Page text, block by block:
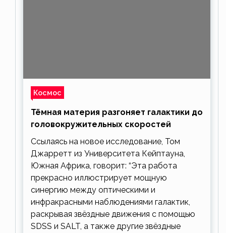
Космос
Тёмная материя разгоняет галактики до
головокружительных скоростей
Ссылаясь на новое исследование, Том
Джарретт из Университета Кейптауна,
Южная Африка, говорит: “Эта работа
прекрасно иллюстрирует мощную
синергию между оптическими и
инфракрасными наблюдениями галактик,
раскрывая звёздные движения с помощью
SDSS и SALT, а также другие звёздные